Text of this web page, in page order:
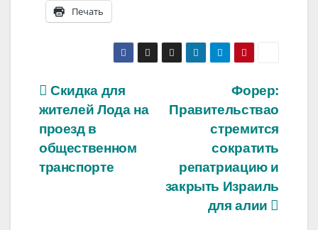
Печать
Навигация
по
записям
Форер:
Правительствао
стремится
сократить
репатриацию и
закрыть Израиль
для алии
Скидка для
жителей Лода на
проезд в
общественном
транспорте